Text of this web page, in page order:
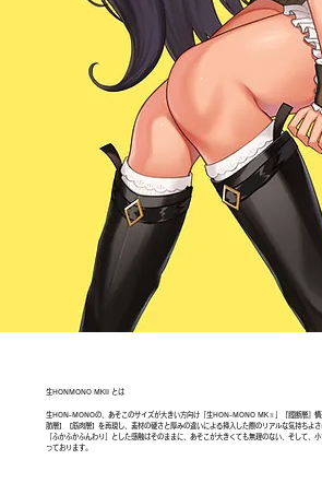
生HONMONO MKII とは
生HON-MONOの、あそこのサイズが大きい方向け「生HON-MONO MKⅡ」『膣断層』構
肪層】【筋肉層】を再現し、素材の硬さと厚みの違いによる挿入した際のリアルな気持ちよ
「ふかふかふんわり」とした感触はそのままに、あそこが大きくても無理のない、そして、
っております。